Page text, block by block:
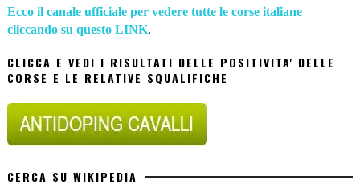
Ecco il canale ufficiale per vedere tutte le corse italiane
cliccando su questo LINK.
CLICCA E VEDI I RISULTATI DELLE POSITIVITA' DELLE
CORSE E LE RELATIVE SQUALIFICHE
CERCA SU WIKIPEDIA